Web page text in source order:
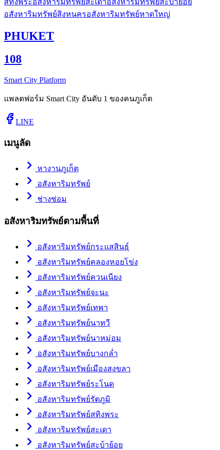
อสังหาริมทรัพย์สิงหนครอสังหาริมทรัพย์หาดใหญ่
PHUKET
108
Smart City Platform
แพลตฟอร์ม Smart City อันดับ 1 ของคนภูเก็ต
LINE
เมนูลัด
หางานภูเก็ต
อสังหาริมทรัพย์
ช่างซ่อม
อสังหาริมทรัพย์ตามพื้นที่
อสังหาริมทรัพย์กระแสสินธุ์
อสังหาริมทรัพย์คลองหอยโข่ง
อสังหาริมทรัพย์ควนเนียง
อสังหาริมทรัพย์จะนะ
อสังหาริมทรัพย์เทพา
อสังหาริมทรัพย์นาทวี
อสังหาริมทรัพย์นาหม่อม
อสังหาริมทรัพย์บางกล่ำ
อสังหาริมทรัพย์เมืองสงขลา
อสังหาริมทรัพย์ระโนด
อสังหาริมทรัพย์รัตภูมิ
อสังหาริมทรัพย์สทิงพระ
อสังหาริมทรัพย์สะเดา
อสังหาริมทรัพย์สะบ้าย้อย